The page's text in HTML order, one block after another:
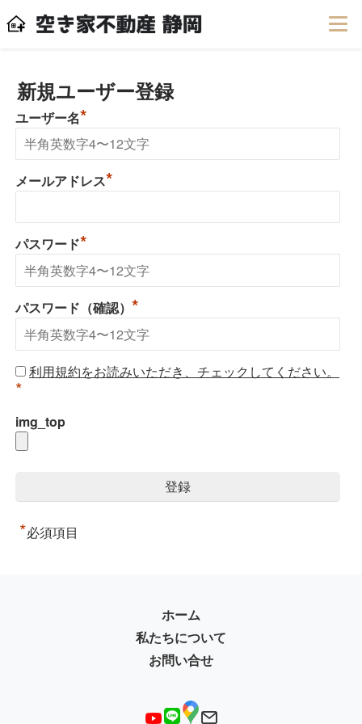
新規ユーザー登録
ユーザー名*
メールアドレス*
パスワード*
パスワード（確認） *
利用規約をお読みいただき、チェックしてください。
*
img_top
*必須項目
ホーム
私たちについて
お問い合せ